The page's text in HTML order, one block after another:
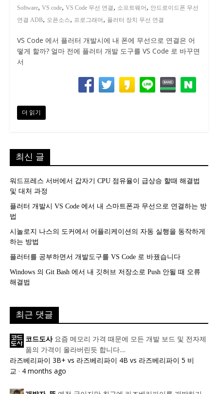
Software, VS code, VS Code 무선 연결 , 소프트웨어 , 안드로이드폰 무선
연결 ADB, 오픈소스, 프로그래머 , 플러터 장치 무선 연결
VS Code 에서 플러터 개발시에 내 폰에 무선으로 연결은 어
떻게 할까? 얼마 전에 플러터 개발 도구를 VS Code 로 바꾸면
서
더 읽기
최신 글
워드프레스 서버에서 갑자기 CPU 점유율이 급상승 할때 해결법
및 대처 과정
플러터 개발시 VS Code 에서 내 스마트폰과 무선으로 연결하는 방
법
시놀로지 나스의 도커에서 어플리케이션의 자동 실행을 동작하게
하는 방법
플러터를 공부하면서 개발도구를 VS Code 로 바꿨습니다
Windows 의 Git Bash 에서 내 깃허브 저장소로 Push 안될 때 오류
해결법
최근 댓글
코드도사 요즘 메모리 가격 때문에 모든 개발 보드 및 전자제
품의 가격이 올라버린듯 합니다....
라즈베리파이 3B+ vs 라즈베리파이 4B vs 라즈베리파이 5 비
교 · 4 months ago